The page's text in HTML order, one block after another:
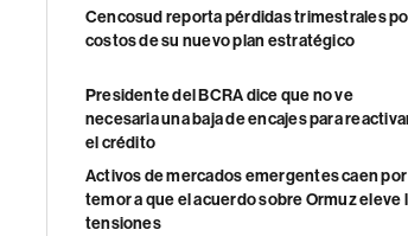
Cencosud reporta pérdidas trimestrales
costos de su nuevo plan estratégico
Presidente del BCRA dice que no ve
necesaria una baja de encajes para
el crédito
Activos de mercados emergentes caen por
temor a que el acuerdo sobre Ormuz eleve
tensiones